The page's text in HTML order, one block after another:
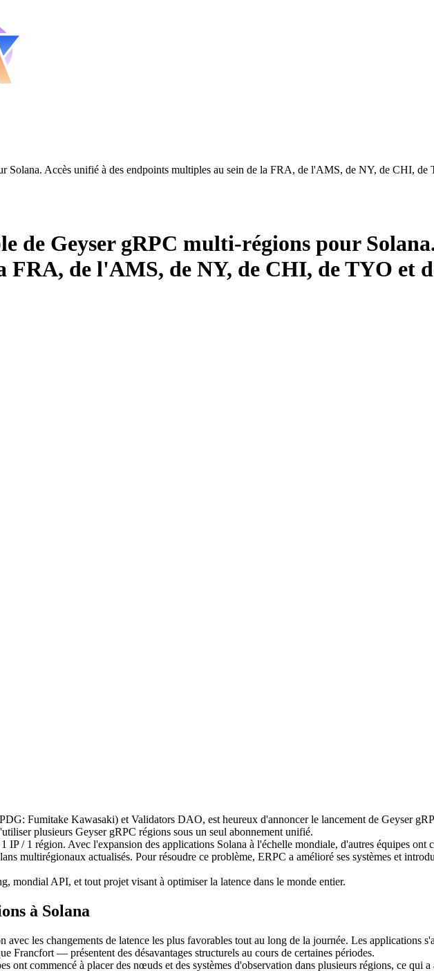
Solana. Accès unifié à des endpoints multiples au sein de la FRA, de l'AMS, de NY, de CHI, de
de Geyser gRPC multi-régions pour
FRA, de l'AMS, de NY, de CHI, de TYO et
Fumitake Kawasaki) et Validators DAO, est heureux d'annoncer le lancement de Geyser
plusieurs Geyser gRPC régions sous un seul abonnement unifié.
IP / 1 région. Avec l'expansion des applications Solana à l'échelle mondiale, d'autres équipes ont
multirégionaux actualisés. Pour résoudre ce problème, ERPC a amélioré ses systèmes et
mondial API, et tout projet visant à optimiser la latence dans le monde entier.
à Solana
les changements de latence les plus favorables tout au long de la journée. Les applications
Francfort — présentent des désavantages structurels au cours de certaines périodes.
ont commencé à placer des nœuds et des systèmes d'observation dans plusieurs régions, ce qui